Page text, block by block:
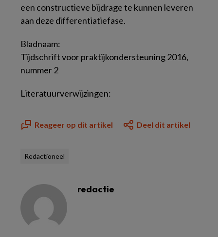
een constructieve bijdrage te kunnen leveren
aan deze differentiatiefase.
Bladnaam:
Tijdschrift voor praktijkondersteuning 2016,
nummer 2
Literatuurverwijzingen:
Reageer op dit artikel Deel dit artikel
Redactioneel
redactie